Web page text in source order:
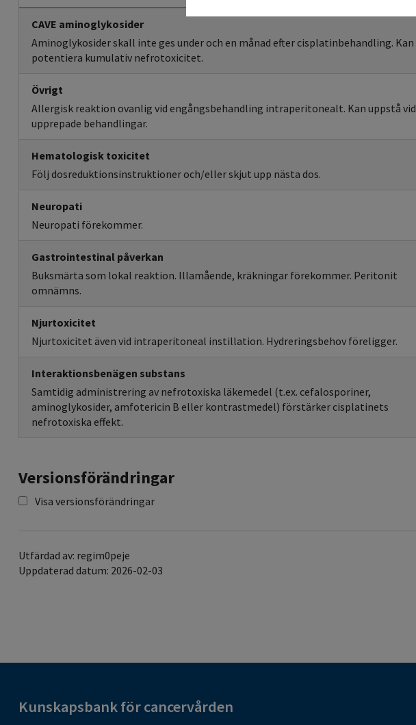
CAVE aminoglykosider
Aminoglykosider skall inte ges under och en månad efter cisplatinbehandling. Kan
potentiera kumulativ nefrotoxicitet.
Övrigt
Allergisk reaktion ovanlig vid engångsbehandling intraperitonealt. Kan uppstå vid
upprepade behandlingar.
Hematologisk toxicitet
Följ dosreduktionsinstruktioner och/eller skjut upp nästa dos.
Neuropati
Neuropati förekommer.
Gastrointestinal påverkan
Buksmärta som lokal reaktion. Illamående, kräkningar förekommer. Peritonit
omnämns.
Njurtoxicitet
Njurtoxicitet även vid intraperitoneal instillation. Hydreringsbehov föreligger.
Interaktionsbenägen substans
Samtidig administrering av nefrotoxiska läkemedel (t.ex. cefalosporiner,
aminoglykosider, amfotericin B eller kontrastmedel) förstärker cisplatinets
nefrotoxiska effekt.
Versionsförändringar
Visa versionsförändringar
Utfärdad av: regim0peje
Uppdaterad datum: 2026-02-03
Kunskapsbank för cancervården